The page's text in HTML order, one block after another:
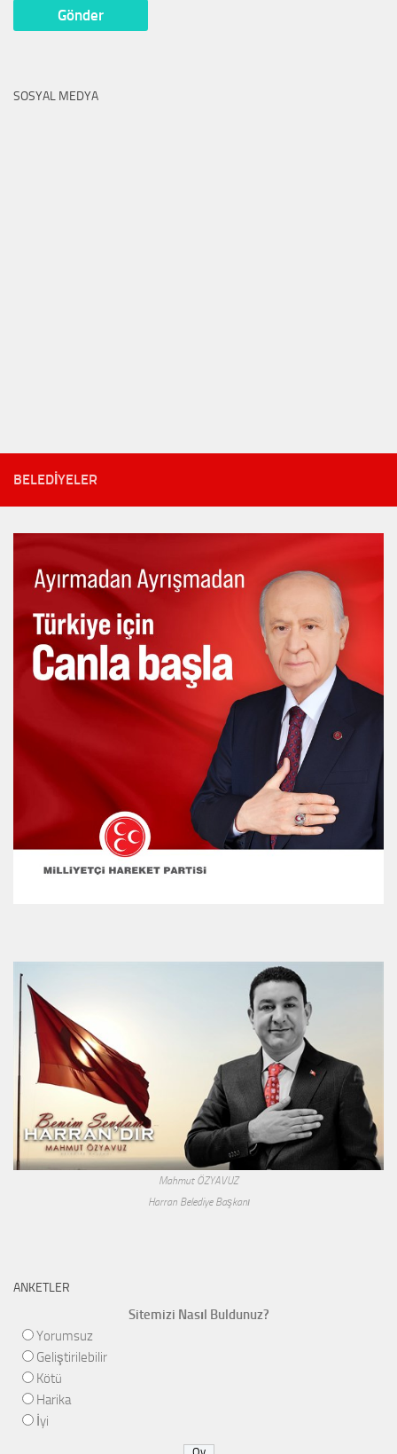
SOSYAL MEDYA
BELEDIYELER
Mahmut ÖZYAVUZ
Harran Belediye Başkanı
ANKETLER
Sitemizi Nasıl Buldunuz?
Yorumsuz
Geliştirilebilir
Kötü
Harika
İyi